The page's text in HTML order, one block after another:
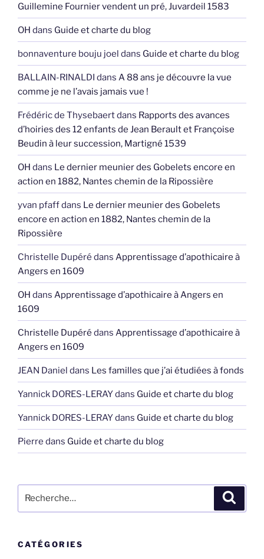
Guillemine Fournier vendent un pré, Juvardeil 1583
OH dans Guide et charte du blog
bonnaventure bouju joel dans Guide et charte du blog
BALLAIN-RINALDI dans A 88 ans je découvre la vue
comme je ne l’avais jamais vue !
Frédéric de Thysebaertdans Rapports des avances
d’hoiries des 12 enfants de Jean Berault et Françoise
Beudin à leur succession, Martigné 1539
OH dans Le dernier meunier des Gobelets encore en
action en 1882, Nantes chemin de la Ripossière
yvan pfaffdans Le dernier meunier des Gobelets
encore en action en 1882, Nantes chemin de la
Ripossière
Christelle Dupéré dans Apprentissage d’apothicaire à
Angers en 1609
OH dans Apprentissage d’apothicaire à Angers en
1609
Christelle Dupéré dans Apprentissage d’apothicaire à
Angers en 1609
JEAN Daniel dans Les familles que j’ai étudiées à fonds
Yannick DORES-LERAYdans Guide et charte du blog
Yannick DORES-LERAYdans Guide et charte du blog
Pierre dans Guide et charte du blog
pour
CATÉGORIES